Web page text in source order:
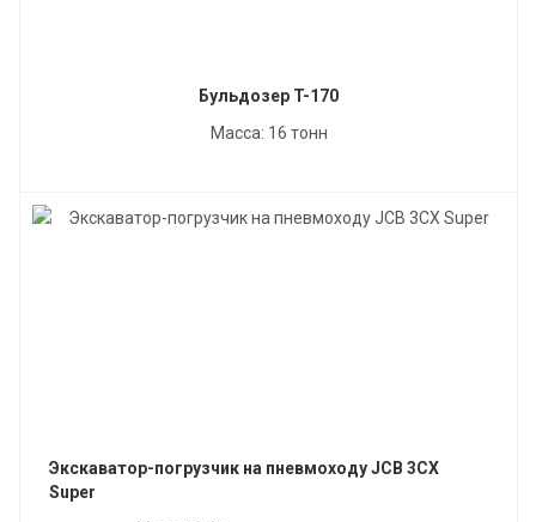
Бульдозер T-170
Масса: 16 тонн
Экскаватор-погрузчик на пневмоходу JCB 3CX
Super